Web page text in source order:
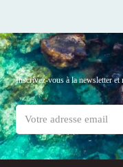
Inscrivez-vous à la newsletter et